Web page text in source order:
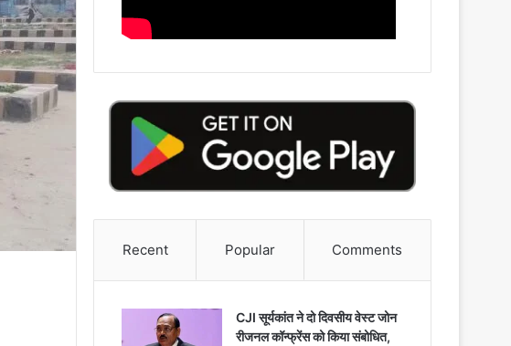
Recent Popular Comments
CJI सूर्यकांत ने दो दिवसीय वेस्ट जोन
रीजनल कॉन्फ्रेंस को किया संबोधित,